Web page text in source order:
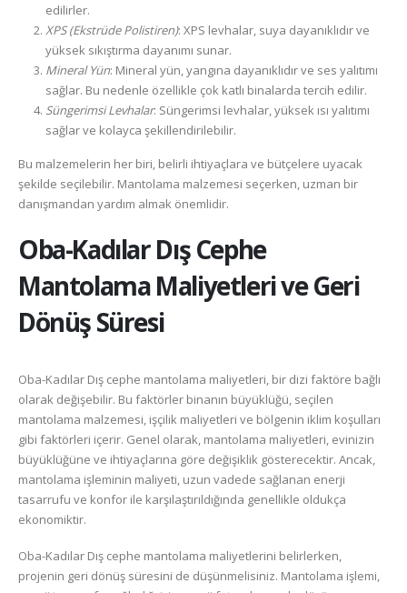
edilirler.
XPS (Ekstrüde Polistiren): XPS levhalar, suya dayanıklıdır ve
yüksek sıkıştırma dayanımı sunar.
Mineral Yün: Mineral yün, yangına dayanıklıdır ve ses yalıtımı
sağlar. Bu nedenle özellikle çok katlı binalarda tercih edilir.
Süngerimsi Levhalar: Süngerimsi levhalar, yüksek ısı yalıtımı
sağlar ve kolayca şekillendirilebilir.
Bu malzemelerin her biri, belirli ihtiyaçlara ve bütçelere uyacak
şekilde seçilebilir. Mantolama malzemesi seçerken, uzman bir
danışmandan yardım almak önemlidir.
Oba-KadılarDış Cephe
Mantolama Maliyetleri ve Geri
Dönüş Süresi
Oba-Kadılar Dış cephe mantolama maliyetleri, bir dizi faktöre bağlı
olarak değişebilir. Bu faktörler binanın büyüklüğü, seçilen
mantolama malzemesi, işçilik maliyetleri ve bölgenin iklim koşulları
gibi faktörleri içerir. Genel olarak, mantolama maliyetleri, evinizin
büyüklüğüne ve ihtiyaçlarına göre değişiklik gösterecektir. Ancak,
mantolama işleminin maliyeti, uzun vadede sağlanan enerji
tasarrufu ve konfor ile karşılaştırıldığında genellikle oldukça
ekonomiktir.
Oba-Kadılar Dış cephe mantolama maliyetlerini belirlerken,
projenin geri dönüş süresini de düşünmelisiniz. Mantolama işlemi,